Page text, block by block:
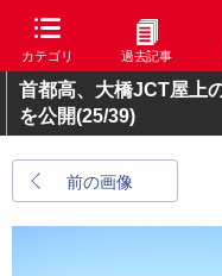
カテゴリ 過去記事
首都高、大橋JCT屋上
を公開(25/39)
前の画像